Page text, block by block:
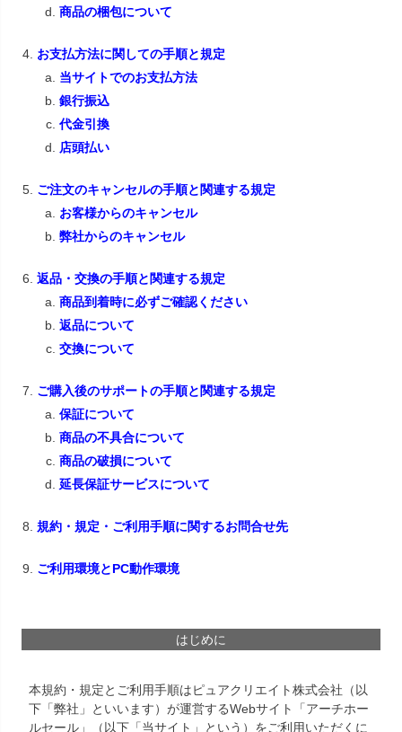
商品の梱包について
お支払方法に関しての手順と規定
当サイトでのお支払方法
銀行振込
代金引換
店頭払い
ご注文のキャンセルの手順と関連する規定
お客様からのキャンセル
弊社からのキャンセル
返品・交換の手順と関連する規定
商品到着時に必ずご確認ください
返品について
交換について
ご購入後のサポートの手順と関連する規定
保証について
商品の不具合について
商品の破損について
延長保証サービスについて
規約・規定・ご利用手順に関するお問合せ先
ご利用環境とPC動作環境
はじめに
本規約・規定とご利用手順はピュアクリエイト株式会社（以
下「弊社」といいます）が運営するWebサイト「アーチホー
ルセール」（以下「当サイト」という）をご利用いただくに